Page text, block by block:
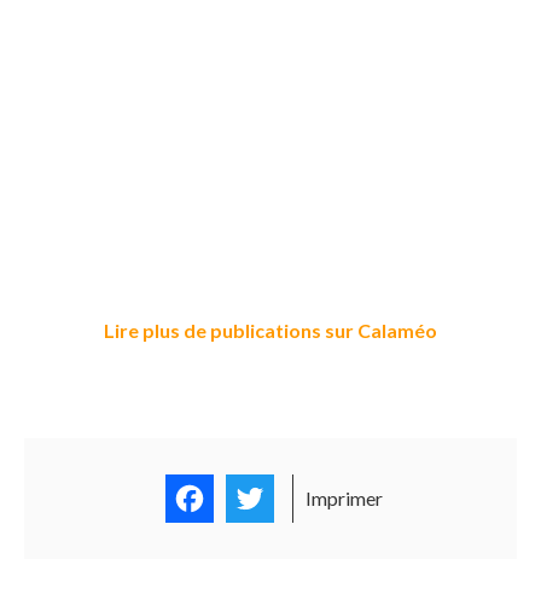
Lire plus de publications sur Calaméo
FacebookTwitter
Imprimer